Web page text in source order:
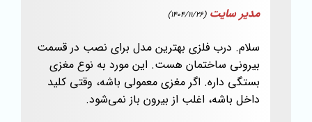
مدیر سایت (1404/11/26)
سلام. درب فلزی بهترین مدل برای نصب در قسمت
بیرونی ساختمان هست. این مورد به نوع مغزی
بستگی داره. اگر مغزی معمولی باشه، وقتی کلید
داخل باشه، اغلب از بیرون باز نمی‌شود.